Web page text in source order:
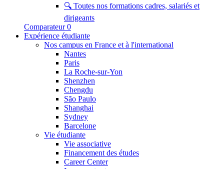
🔍 Toutes nos formations cadres, salariés et
dirigeants
Comparateur 0
Expérience étudiante
Nos campus en France et à l'international
Nantes
Paris
La Roche-sur-Yon
Shenzhen
Chengdu
São Paulo
Shanghai
Sydney
Barcelone
Vie étudiante
Vie associative
Financement des études
Career Center